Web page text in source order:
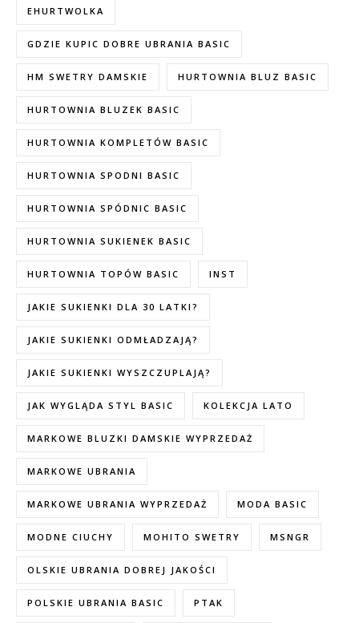
EHURTWOLKA
GDZIE KUPIC DOBRE UBRANIA BASIC
HM SWETRY DAMSKIE HURTOWNIA BLUZ BASIC
HURTOWNIA BLUZEK BASIC
HURTOWNIA KOMPLETÓW BASIC
HURTOWNIA SPODNI BASIC
HURTOWNIA SPÓDNIC BASIC
HURTOWNIA SUKIENEK BASIC
HURTOWNIA TOPÓW BASIC INST
JAKIE SUKIENKI DLA 30 LATKI?
JAKIE SUKIENKI ODMŁADZAJĄ?
JAKIE SUKIENKI WYSZCZUPLAJĄ?
JAK WYGLĄDA STYL BASIC KOLEKCJA LATO
MARKOWE BLUZKI DAMSKIE WYPRZEDAŻ
MARKOWE UBRANIA
MARKOWE UBRANIA WYPRZEDAŻ MODA BASIC
MODNE CIUCHY MOHITO SWETRY MSNGR
OLSKIE UBRANIA DOBREJ JAKOŚCI
POLSKIE UBRANIA BASIC PTAK